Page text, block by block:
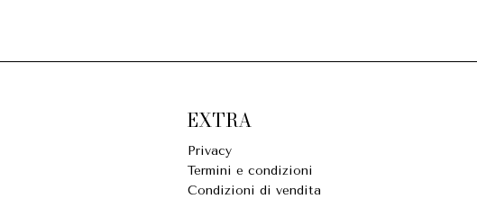
EXTRA
Privacy
Termini e condizioni
Condizioni di vendita